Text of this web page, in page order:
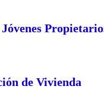
de Vivienda